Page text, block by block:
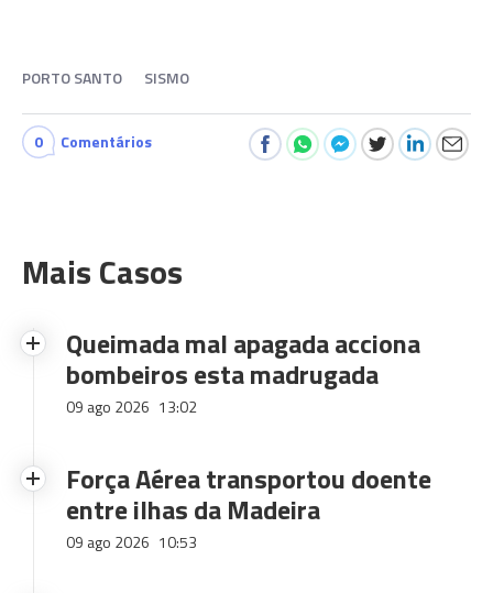
PORTO SANTO SISMO
0 Comentários
Mais Casos
Queimada mal apagada acciona
bombeiros esta madrugada
09 ago 2026 13:02
Força Aérea transportou doente
entre ilhas da Madeira
09 ago 2026 10:53